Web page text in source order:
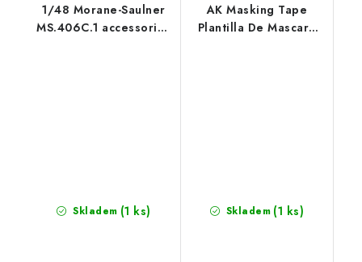
1/48 Morane-Saulner
MS.406C.1 accessories
Skladem (1 ks)
AK Masking Tape
Plantilla De Mascara
Skladem (1 ks)